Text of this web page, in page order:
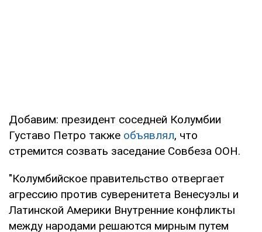
Добавим: президент соседней Колумбии
Густаво Петро также объявлял, что
стремится созвать заседание Совбеза ООН.
"Колумбийское правительство отвергает
агрессию против суверенитета Венесуэлы и
Латинской Америки Внутренние конфликты
между народами решаются мирным путем